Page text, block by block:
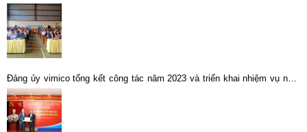
thoại định kỳ giữa người sử dụng lao động và người lao động năm 2022.
Đảng ủy vimico tổng kết công tác năm 2023 và triển khai nhiệm vụ năm
2024.